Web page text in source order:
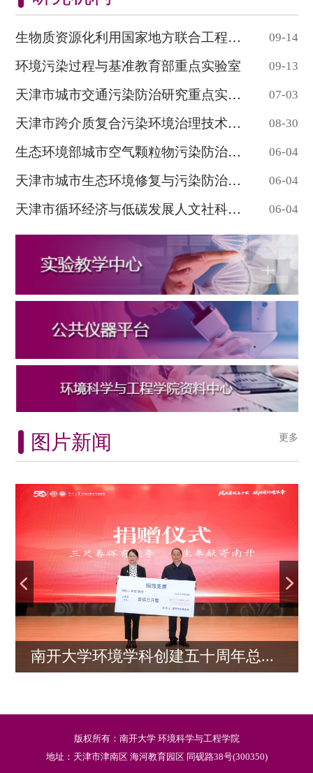
生物质资源化利用国家地方联合工程研究中心... 09-14
环境污染过程与基准教育部重点实验室 09-13
天津市城市交通污染防治研究重点实验室 07-03
天津市跨介质复合污染环境治理技术重点实验... 08-30
生态环境部城市空气颗粒物污染防治重点实验... 06-04
天津市城市生态环境修复与污染防治重点实验... 06-04
天津市循环经济与低碳发展人文社科重点研究... 06-04
图片新闻 更多
南开大学环境学科创建五十周年总...
版权所有：南开大学 环境科学与工程学院
地址：天津市津南区 海河教育园区 同砚路38号(300350)